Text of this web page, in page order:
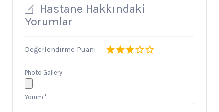
Hastane Hakkındaki
Yorumlar
Değerlendirme Puanı
Photo Gallery
Yorum *